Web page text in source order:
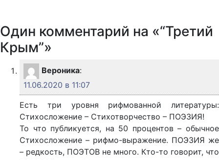
Один комментарий на «“Третий
Крым”»
Вероника:
11.06.2020 в 11:07
Есть три уровня рифмованной литературы:
Стихосложение – Стихотворчество – ПОЭЗИЯ!
То что публикуется, на 50 процентов – обычное
Стихосложение – рифмо-выражение. ПОЭЗИЯ же
– редкость, ПОЭТОВ не много. Кто-то говорит, что